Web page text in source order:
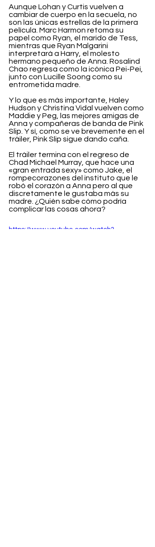
Aunque Lohan y Curtis vuelven a
cambiar de cuerpo en la secuela, no
son las únicas estrellas de la primera
película. Marc Harmon retoma su
papel como Ryan, el marido de Tess,
mientras que Ryan Malgarini
interpretará a Harry, el molesto
hermano pequeño de Anna. Rosalind
Chao regresa como la icónica Pei-Pei,
junto con Lucille Soong como su
entrometida madre.
Y lo que es más importante, Haley
Hudson y Christina Vidal vuelven como
Maddie y Peg, las mejores amigas de
Anna y compañeras de banda de Pink
Slip. Y sí, como se ve brevemente en el
tráiler, Pink Slip sigue dando caña.
El tráiler termina con el regreso de
Chad Michael Murray, que hace una
«gran entrada sexy» como Jake, el
rompecorazones del instituto que le
robó el corazón a Anna pero al que
discretamente le gustaba más su
madre. ¿Quién sabe cómo podría
complicar las cosas ahora?
https://www.youtube.com/watch?